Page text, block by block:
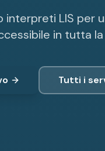
interpreti LIS per
in tutta la
Tutti i